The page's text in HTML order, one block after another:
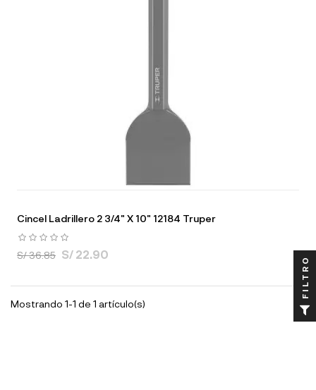
Cincel Ladrillero 2 3/4" X 10" 12184 Truper
S/ 36.85 S/ 22.90
Mostrando 1-1 de 1 artículo(s)
FILTRO